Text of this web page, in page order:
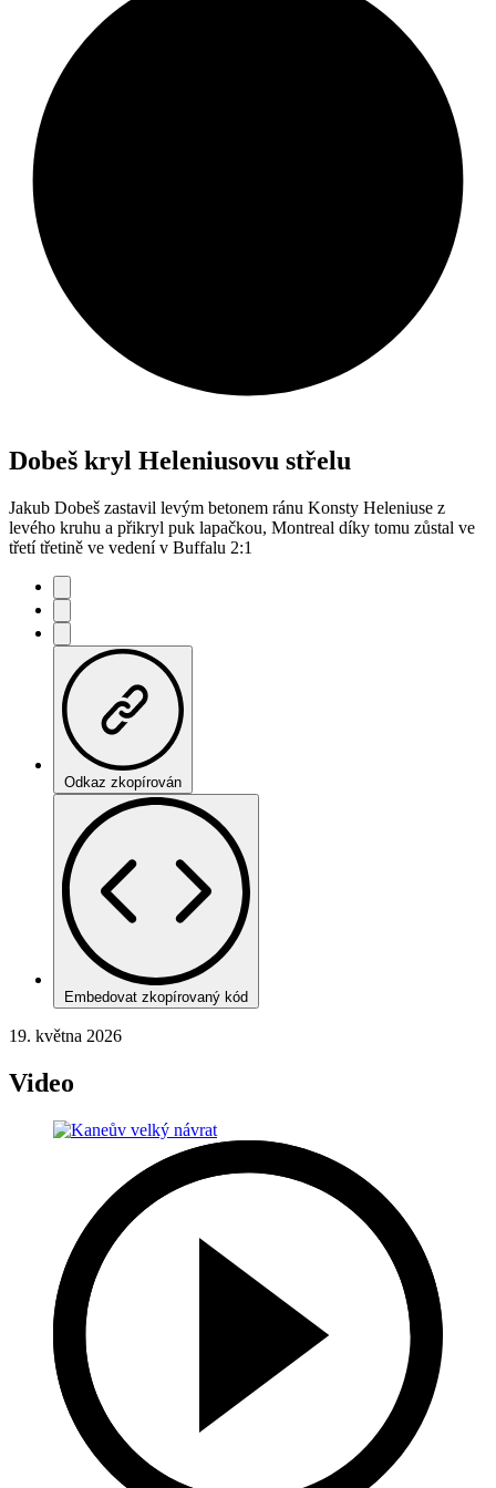
Dobeš kryl Heleniusovu střelu
Jakub Dobeš zastavil levým betonem ránu Konsty Heleniuse z
levého kruhu a přikryl puk lapačkou, Montreal díky tomu zůstal ve
třetí třetině ve vedení v Buffalu 2:1
Odkaz zkopírován
Embedovat zkopírovaný kód
19. května 2026
Video